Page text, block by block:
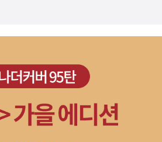
서재 Vol.21 사랑 저항 운동》(전민영 엮
쿠야마 료코/김서은 옮김, 서울미디어코
命で靑春するな #福山リョウコ《교
が長い #福山リョウコ《인간보다 위
틔우는 하루를 일구면 됩니다. ‘어떤
마음이면 넉넉합니다. ‘아무 책’이나 ‘좋
’을 하나씩 만나서 스스로 빛내려는 매무새